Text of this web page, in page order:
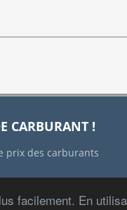
facilement. En
CARBURANT !
prix des carburants